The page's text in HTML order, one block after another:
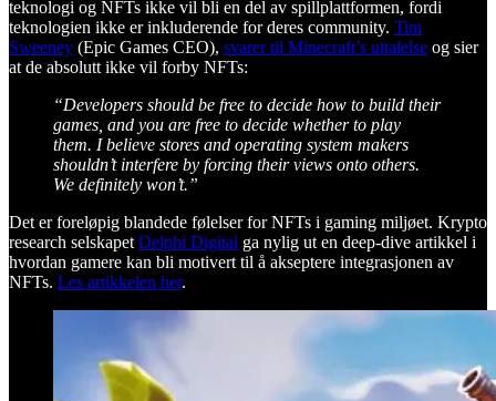
teknologi og NFTs ikke vil bli en del av spillplattformen, fordi
teknologien ikke er inkluderende for deres community. Tim
Sweeney (Epic Games CEO), svarer til Minecraft’s uttalelse og sier
at de absolutt ikke vil forby NFTs:
“Developers should be free to decide how to build their
games, and you are free to decide whether to play
them. I believe stores and operating system makers
shouldn’t interfere by forcing their views onto others.
We definitely won’t.”
Det er foreløpig blandede følelser for NFTs i gaming miljøet. Krypto
research selskapet Delphi Digital ga nylig ut en deep-dive artikkel i
hvordan gamere kan bli motivert til å akseptere integrasjonen av
NFTs. Les artikkelen her.